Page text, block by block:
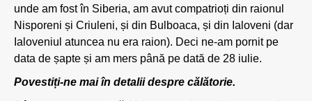
unde am fost în Siberia, am avut compatrioți din raionul
Nisporeni și Criuleni, și din Bulboaca, și din Ialoveni (dar
Ialoveniul atuncea nu era raion). Deci ne-am pornit pe
data de șapte și am mers până pe dată de 28 iulie.
Povestiți-ne mai în detalii despre călătorie.